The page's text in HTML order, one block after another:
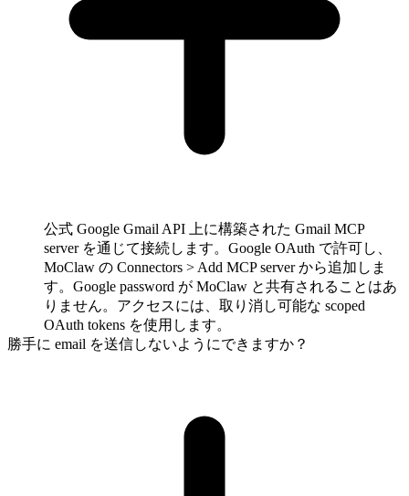
公式 Google Gmail API 上に構築された Gmail MCP
server を通じて接続します。Google OAuth で許可し、
MoClaw の Connectors > Add MCP server から追加しま
す。Google password が MoClaw と共有されることはあ
りません。アクセスには、取り消し可能な scoped
OAuth tokens を使用します。
勝手に email を送信しないようにできますか？